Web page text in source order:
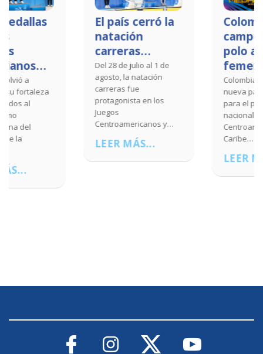
El país cerró la
Del 28 de julio al 1 de
agosto, la natación
carreras fue
protagonista en los
Centroamericanos y…
Colombia,
campeona del
polo acuático
femenino…
Colombia escribió una
nueva página dorada
para el polo acuático
nacional en los Juegos
Centroamericanos y del
LEER MÁS...